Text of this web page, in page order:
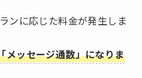
ンに応じた料金が発生しま
メッセージ通数」になりま